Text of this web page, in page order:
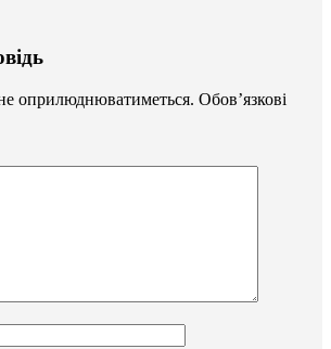
оприлюднюватиметься. Обов’язкові